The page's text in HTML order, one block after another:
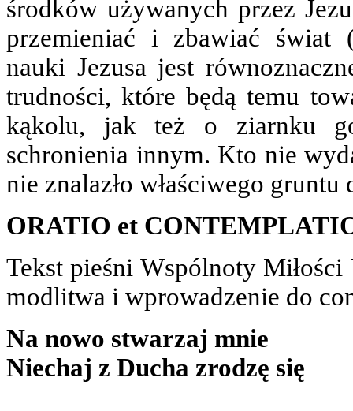
środków używanych przez
przemieniać i zbawiać świat
nauki Jezusa jest
trudności, które będą temu
kąkolu, jak też o ziarnku
schronienia innym. Kto nie
nie znalazło właściwego
ORATIO et
Tekst pieśni Wspólnoty
modlitwa i wprowadzenie do
Na nowo stwarzaj mnie
Niechaj z Ducha zrodzę się